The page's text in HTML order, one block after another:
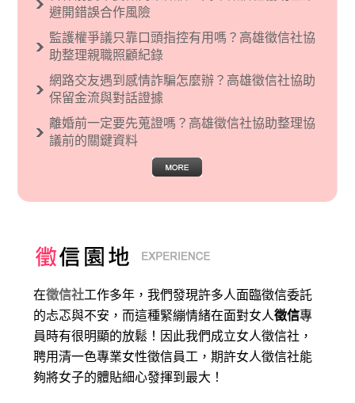
避開錯誤合作風險
監護權爭議只靠口頭指控有用嗎？高雄徵信社協
助整理親職照顧紀錄
網路交友遇到感情詐騙怎麼辦？高雄徵信社協助
保留金流與對話證據
離婚前一定要先蒐證嗎？高雄徵信社協助整理協
議前的關鍵資料
在徵信社工作多年，我們發現許多人面臨徵信委託
的忐忑與不安，而這種緊繃情緒在面對女人徵信專
員時有很明顯的放鬆！因此我們成立女人徵信社，
聘用清一色專業女性徵信員工，期許女人徵信社能
夠將女子的體貼細心發揮到最大 ！